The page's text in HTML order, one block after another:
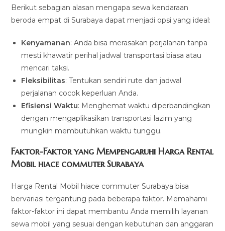
Berikut sebagian alasan mengapa sewa kendaraan
beroda empat di Surabaya dapat menjadi opsi yang ideal:
Kenyamanan: Anda bisa merasakan perjalanan tanpa
mesti khawatir perihal jadwal transportasi biasa atau
mencari taksi.
Fleksibilitas: Tentukan sendiri rute dan jadwal
perjalanan cocok keperluan Anda.
Efisiensi Waktu: Menghemat waktu diperbandingkan
dengan mengaplikasikan transportasi lazim yang
mungkin membutuhkan waktu tunggu.
Faktor-Faktor yang Mempengaruhi Harga Rental
Mobil hiace commuter Surabaya
Harga Rental Mobil hiace commuter Surabaya bisa
bervariasi tergantung pada beberapa faktor. Memahami
faktor-faktor ini dapat membantu Anda memilih layanan
sewa mobil yang sesuai dengan kebutuhan dan anggaran